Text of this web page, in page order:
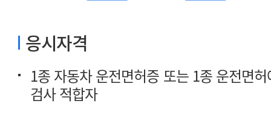
응시자격
검사 적합자